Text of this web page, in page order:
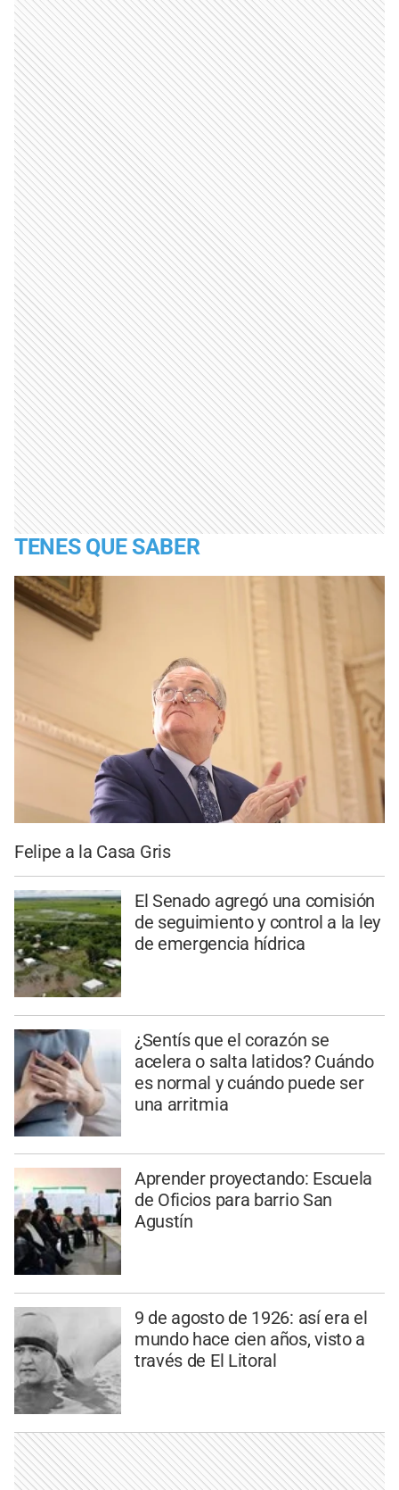
TENES QUE SABER
Felipe a la Casa Gris
El Senado agregó una comisión
de seguimiento y control a la ley
de emergencia hídrica
¿Sentís que el corazón se
acelera o salta latidos? Cuándo
es normal y cuándo puede ser
una arritmia
Aprender proyectando: Escuela
de Oficios para barrio San
Agustín
9 de agosto de 1926: así era el
mundo hace cien años, visto a
través de El Litoral